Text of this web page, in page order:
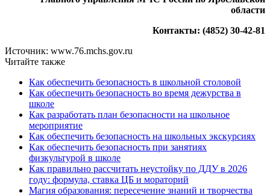
области
Контакты: (4852) 30-42-81
Источник: www.76.mchs.gov.ru
Читайте также
Как обеспечить безопасность в школьной столовой
Как обеспечить безопасность во время дежурства в
школе
Как разработать план безопасности на школьное
мероприятие
Как обеспечить безопасность на школьных экскурсиях
Как обеспечить безопасность при занятиях
физкультурой в школе
Как правильно рассчитать неустойку по ДДУ в 2026
году: формула, ставка ЦБ и мораторий
Магия образования: пересечение знаний и творчества